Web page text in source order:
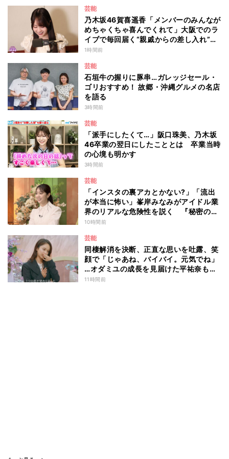
芸能
乃木坂46賀喜遥香「メンバーのみんなが
めちゃくちゃ喜んでくれて」大阪でのラ
イブで毎回届く“親戚からの差し入れ”と
は？
1時間前
芸能
石垣牛の握りに豚串…ガレッジセール・
ゴリおすすめ！ 故郷・沖縄グルメの名店
を語る
3時間前
芸能
「派手にしたくて…」阪口珠美、乃木坂
46卒業の翌日にしたこととは 卒業当時
の心境も明かす
3時間前
芸能
「インスタの裏アカとかない?」「流出
が本当に怖い」峯岸みなみがアイドル業
界のリアルな危険性を説く 『秘密のマ
マ園』特別編
10時間前
芸能
同棲解消を決断、正直な思いを吐露、笑
顔で「じゃあね、バイバイ。元気でね」
…オダミユの成長を見届けた平祐奈も思
わず涙 『ガールオアレディ3』
11時間前